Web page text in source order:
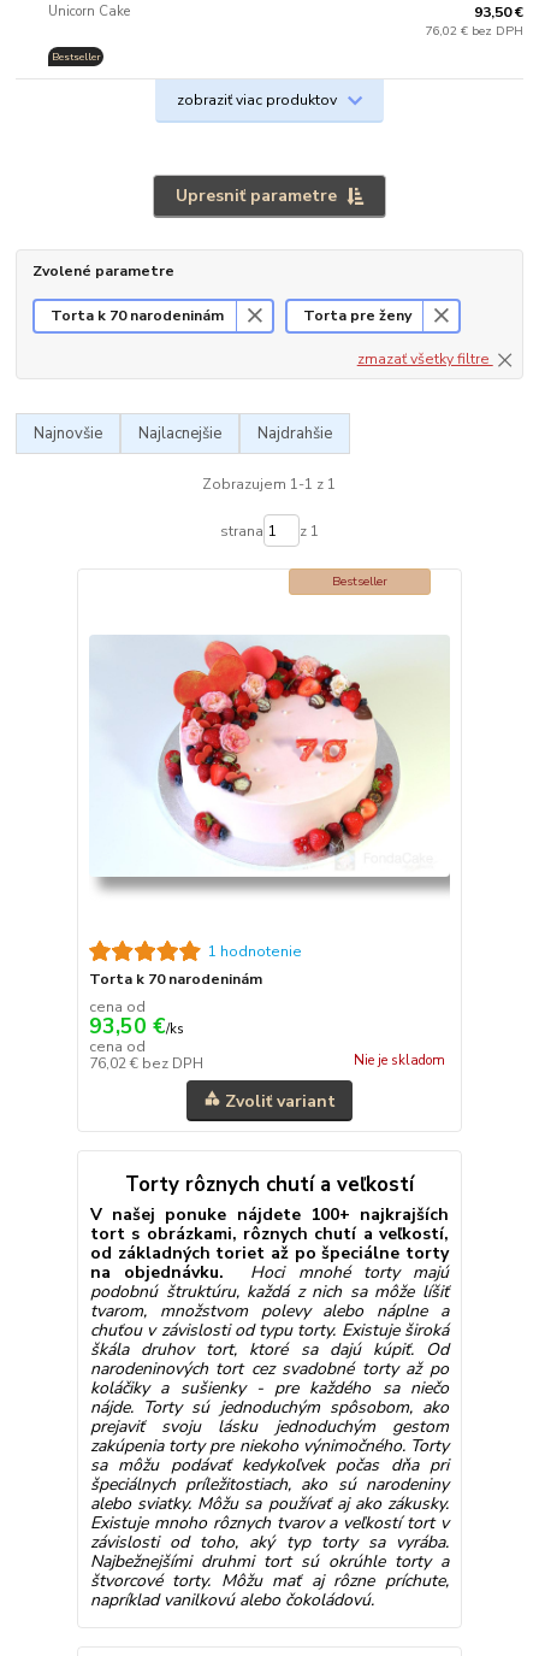
Unicorn Cake
Bestseller
93,50 €
76,02 € bez DPH
zobraziť viac produktov
Upresniť parametre
Zvolené parametre
Torta k 70 narodeninám Torta pre ženy
zmazať všetky filtre
Najnovšie Najlacnejšie Najdrahšie
Zobrazujem 1-1 z 1
strana z 1
Bestseller
1 hodnotenie
Torta k 70 narodeninám
cena od
93,50 €/ks
cena od
76,02 € bez DPH Nie je skladom
Zvoliť variant
Torty rôznych chutí a veľkostí
V našej ponuke nájdete 100+ najkrajších
tort s obrázkami, rôznych chutí a veľkostí,
od základných toriet až po špeciálne torty
na objednávku.
Hoci mnohé torty majú
podobnú štruktúru, každá z nich sa môže líšiť
tvarom, množstvom polevy alebo náplne a
chuťou v závislosti od typu torty. Existuje široká
škála druhov tort, ktoré sa dajú kúpiť. Od
narodeninových tort cez svadobné torty až po
koláčiky a sušienky - pre každého sa niečo
nájde. Torty sú jednoduchým spôsobom, ako
prejaviť svoju lásku jednoduchým gestom
zakúpenia torty pre niekoho výnimočného. Torty
sa môžu podávať kedykoľvek počas dňa pri
špeciálnych príležitostiach, ako sú narodeniny
alebo sviatky. Môžu sa používať aj ako zákusky.
Existuje mnoho rôznych tvarov a veľkostí tort v
závislosti od toho, aký typ torty sa vyrába.
Najbežnejšími druhmi tort sú okrúhle torty a
štvorcové torty. Môžu mať aj rôzne príchute,
napríklad vanilkovú alebo čokoládovú.